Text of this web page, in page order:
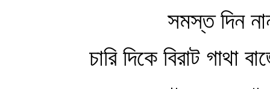
সমস্ত দিন
চারি দিকে বিরাট গাথা